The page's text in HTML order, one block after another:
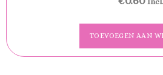
TOEVOEGEN AAN